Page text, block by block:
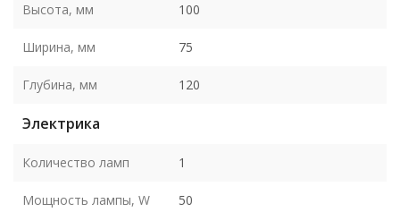
Высота, мм 100
Ширина, мм 75
Глубина, мм 120
Электрика
Количество ламп 1
Мощность лампы, W 50